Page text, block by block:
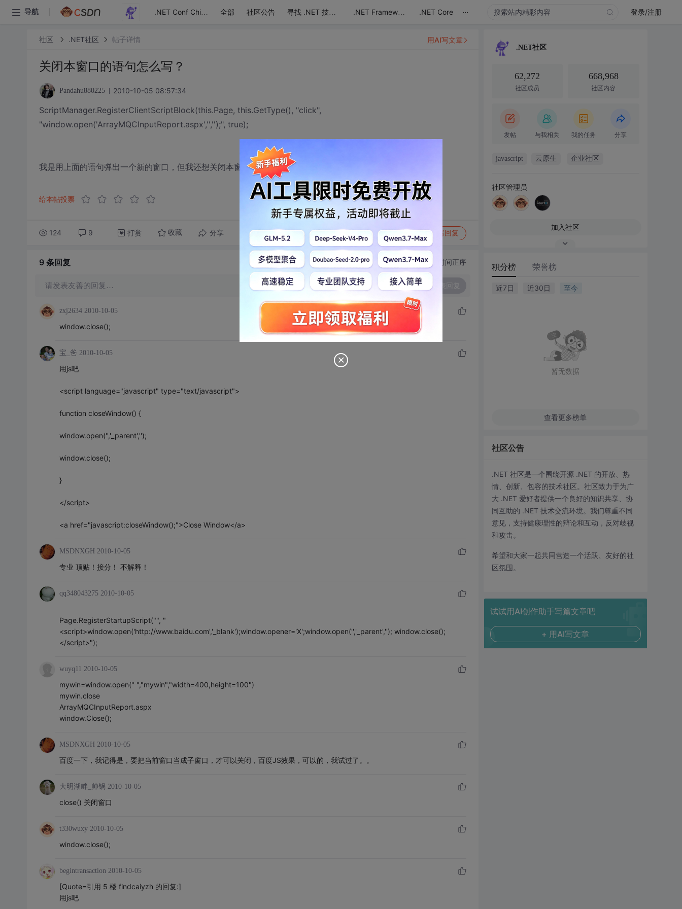
导航 .NET Conf China 全部 社区公告 寻找 .NET 技术达人 .NET Framework .NET Core ... 登录/注册
社区 .NET社区 帖子详情
关闭本窗口的语句怎么写？
Pandahu880225 2010-10-05 08:57:34
ScriptManager.RegisterClientScriptBlock(this.Page, this.GetType(), "click",
"window.open('ArrayMQCInputReport.aspx','','');", true);
我是用上面的语句弹出一个新的窗口，但我还想关闭本窗口，请问该怎样写呢？
给本帖投票
124 9 打赏 收藏 分享 转发到动态 举报 写回复
用AI写文章
9 条回复 切换为时间正序
请发表友善的回复… 发表回复
zxj2634 2010-10-05
window.close();
宝_爸 2010-10-05
用js吧
<script language="javascript" type="text/javascript">
function closeWindow() {
window.open('','_parent','');
window.close();
}
</script>
<a href="javascript:closeWindow();">Close Window</a>
MSDNXGH 2010-10-05
专业 顶贴！接分！ 不解释！
qq348043275 2010-10-05
Page.RegisterStartupScript("", "
<script>window.open('http://www.baidu.com','_blank');window.opener='X';window.open('','_parent',''); window.close();
</script>");
wuyq11 2010-10-05
mywin=window.open(" ","mywin","width=400,height=100")
mywin.close
ArrayMQCInputReport.aspx
window.Close();
MSDNXGH 2010-10-05
百度一下，我记得是，要把当前窗口当成子窗口，才可以关闭，百度JS效果，可以的，我试过了。。
大明湖畔_帅锅 2010-10-05
close() 关闭窗口
t330wuxy 2010-10-05
window.close();
begintransaction 2010-10-05
[Quote=引用 5 楼 findcaiyzh 的回复:]
用js吧
.NET社区
62,272
社区成员
668,968
社区内容
发帖 与我相关 我的任务 分享
javascript 云原生 企业社区
社区管理员
加入社区
积分榜 荣誉榜
近7日 近30日 至今
暂无数据
查看更多榜单
社区公告
.NET 社区是一个围绕开源 .NET 的开放、热
情、创新、包容的技术社区。社区致力于为广
大 .NET 爱好者提供一个良好的知识共享、协
同互助的 .NET 技术交流环境。我们尊重不同
意见，支持健康理性的辩论和互动，反对歧视
和攻击。
希望和大家一起共同营造一个活跃、友好的社
区氛围。
试试用AI创作助手写篇文章吧
+ 用AI写文章